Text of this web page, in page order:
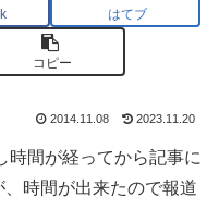
はてブ
コピー
2014.11.08 2023.11.20
時間が経ってから記事に
時間が出来たので報道